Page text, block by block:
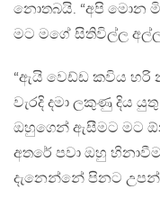
නොතබයි. “අපි මොන
මට මගේ සිතිවිල්ල
“ඇයි වෙඩ්ඩ කවිය හරි
වැරදි දමා ලකුණු දිය
ඔහුගෙන් ඇසීමට මට
අතරේ පවා ඔහු
දැනෙන්නේ පිනට උපන්